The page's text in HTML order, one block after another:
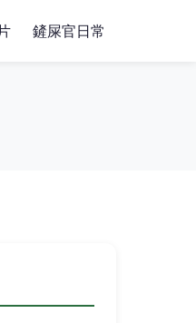
鏟屎官日常